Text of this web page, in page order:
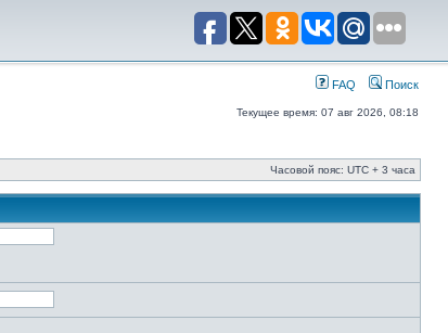
FAQ Поиск
Текущее время: 07 авг 2026, 08:18
Часовой пояс: UTC + 3 часа